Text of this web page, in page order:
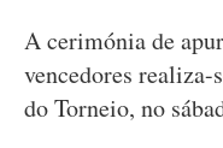
A cerimónia de
vencedores realiza-
do Torneio, no